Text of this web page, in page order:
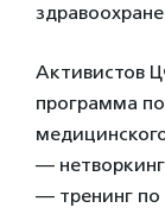
Активистов
программа
—
— тренинг по